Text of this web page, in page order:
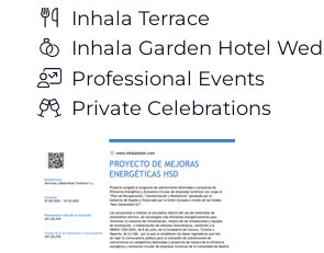
Inhala Terrace
Inhala Garden Hotel
Professional Events
Private Celebrations